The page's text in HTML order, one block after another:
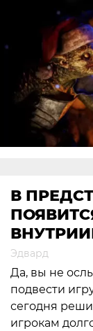
В
Эдвард
Да, вы не
подвести
сегодня
игрокам